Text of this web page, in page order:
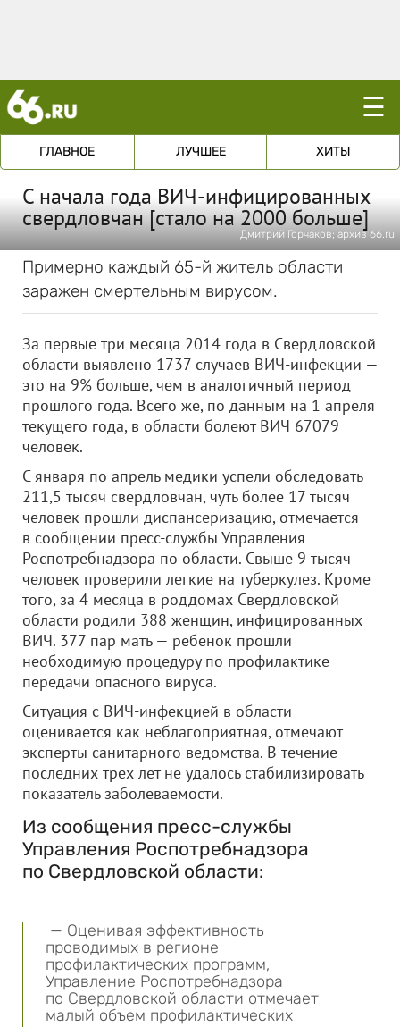
☰
ГЛАВНОЕ ЛУЧШЕЕ ХИТЫ
С начала года ВИЧ-инфицированных
свердловчан [стало на 2000 больше]
Дмитрий Горчаков; архив 66.ru
Примерно каждый 65-й житель области
заражен смертельным вирусом.
За первые три месяца 2014 года в Свердловской
области выявлено 1737 случаев ВИЧ-инфекции —
это на 9% больше, чем в аналогичный период
прошлого года. Всего же, по данным на 1 апреля
текущего года, в области болеют ВИЧ 67079
человек.
С января по апрель медики успели обследовать
211,5 тысяч свердловчан, чуть более 17 тысяч
человек прошли диспансеризацию, отмечается
в сообщении пресс-службы Управления
Роспотребнадзора по области. Свыше 9 тысяч
человек проверили легкие на туберкулез. Кроме
того, за 4 месяца в роддомах Свердловской
области родили 388 женщин, инфицированных
ВИЧ. 377 пар мать — ребенок прошли
необходимую процедуру по профилактике
передачи опасного вируса.
Ситуация с ВИЧ-инфекцией в области
оценивается как неблагоприятная, отмечают
эксперты санитарного ведомства. В течение
последних трех лет не удалось стабилизировать
показатель заболеваемости.
Из сообщения пресс-службы
Управления Роспотребнадзора
по Свердловской области:
— Оценивая эффективность
проводимых в регионе
профилактических программ,
Управление Роспотребнадзора
по Свердловской области отмечает
малый объем профилактических